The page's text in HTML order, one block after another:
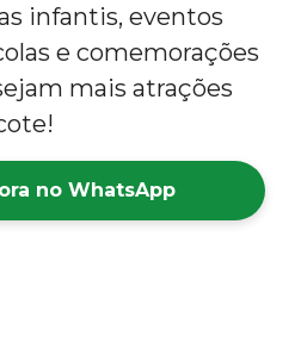
infantis, eventos
e comemorações
mais atrações
no WhatsApp